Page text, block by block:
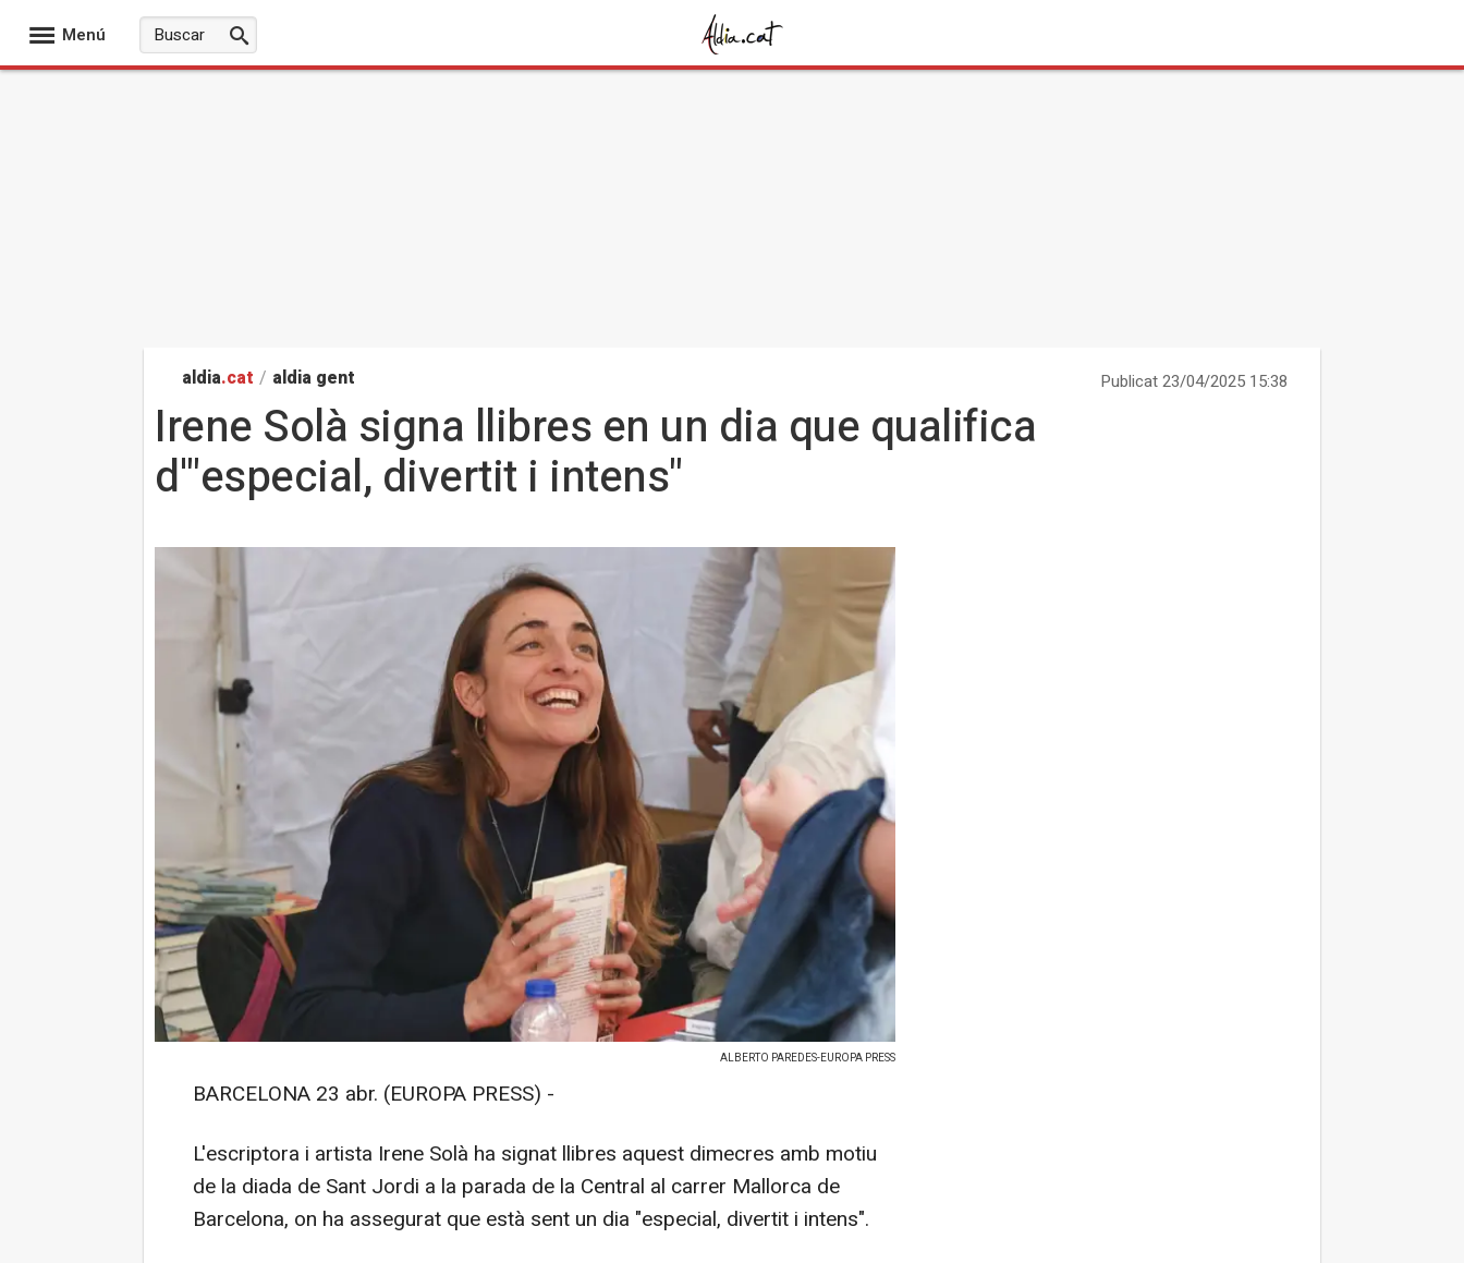
Menú
aldia.cat / aldia gent Publicat 23/04/2025 15:38
Irene Solà signa llibres en un dia que qualifica
d'"especial, divertit i intens"
ALBERTO PAREDES-EUROPA PRESS
BARCELONA 23 abr. (EUROPA PRESS) -
L'escriptora i artista Irene Solà ha signat llibres aquest dimecres amb motiu
de la diada de Sant Jordi a la parada de la Central al carrer Mallorca de
Barcelona, on ha assegurat que està sent un dia "especial, divertit i intens".